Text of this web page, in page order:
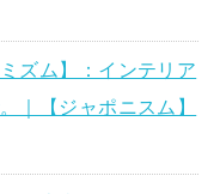
ズム】：インテリア
｜【ジャポニスム】